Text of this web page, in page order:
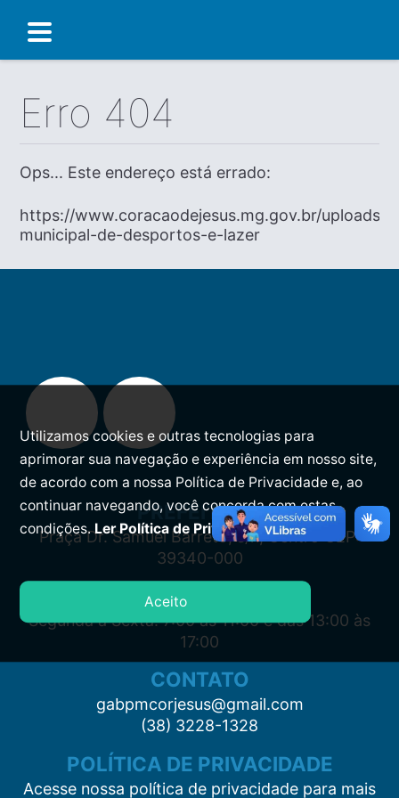
Erro 404
Ops... Este endereço está errado:
https://www.coracaodejesus.mg.gov.br/uploads/
municipal-de-desportos-e-lazer
PREFEITURA
Praça Dr. Samuel Barreto, s/n, Centro CEP:
39340-000
ATENDIMENTO
Segunda à Sexta: 7:00 às 11:00 e das 13:00 às
17:00
CONTATO
gabpmcorjesus@gmail.com
(38) 3228-1328
POLÍTICA DE PRIVACIDADE
Acesse nossa política de privacidade para mais
Utilizamos cookies e outras tecnologias para
aprimorar sua navegação e experiência em nosso site,
de acordo com a nossa Política de Privacidade e, ao
continuar navegando, você concorda com estas
condições.Ler Política de Privacidade.
Aceito